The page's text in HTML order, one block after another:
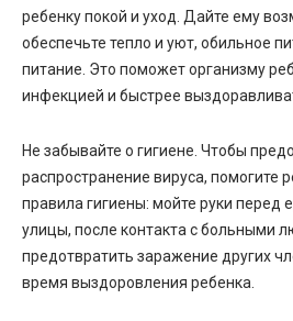
ребенку покой и уход. Дайте ему
обеспечьте тепло и уют, обильное
питание. Это поможет организму
инфекцией и быстрее
Не забывайте о гигиене. Чтобы
распространение вируса, помогите
правила гигиены: мойте руки перед
улицы, после контакта с больными
предотвратить заражение других
время выздоровления ребенка.